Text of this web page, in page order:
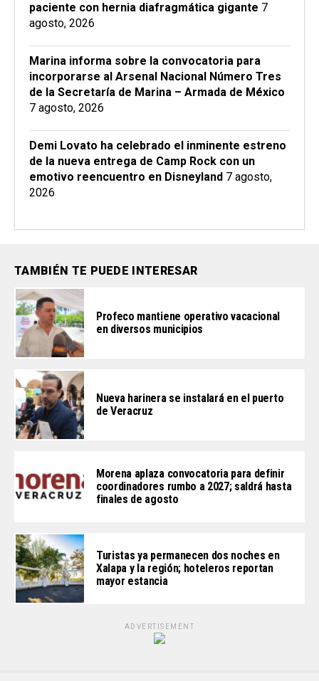
paciente con hernia diafragmática gigante 7
agosto, 2026
Marina informa sobre la convocatoria para
incorporarse al Arsenal Nacional Número Tres
de la Secretaría de Marina – Armada de México
7 agosto, 2026
Demi Lovato ha celebrado el inminente estreno
de la nueva entrega de Camp Rock con un
emotivo reencuentro en Disneyland 7 agosto,
2026
TAMBIÉN TE PUEDE INTERESAR
Profeco mantiene operativo vacacional
en diversos municipios
Nueva harinera se instalará en el puerto
de Veracruz
Morena aplaza convocatoria para definir
coordinadores rumbo a 2027; saldrá hasta
finales de agosto
Turistas ya permanecen dos noches en
Xalapa y la región; hoteleros reportan
mayor estancia
ADVERTISEMENT